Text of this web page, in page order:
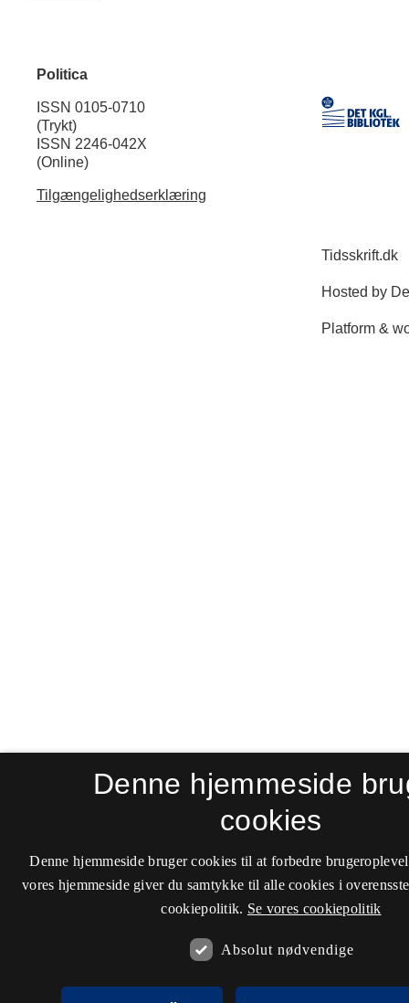
Politica
ISSN 0105-0710
(Trykt)
ISSN 2246-042X
(Online)
Tilgængelighedserklæring
Denne hjemmeside
cookies
Denne hjemmeside bruger cookies til at forbedre
vores hjemmeside giver du samtykke til alle cookies i
cookiepolitik. Se vores cookiepolitik
Absolut nødvendige